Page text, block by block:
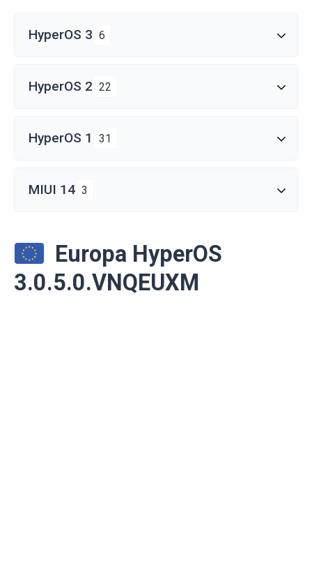
HyperOS 3 6
HyperOS 2 22
HyperOS 1 31
MIUI 14 3
Europa HyperOS
3.0.5.0.VNQEUXM